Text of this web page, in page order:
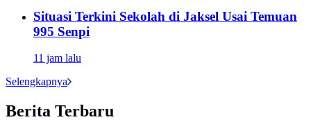
Situasi Terkini Sekolah di Jaksel Usai Temuan
995 Senpi
11 jam lalu
Selengkapnya
Berita Terbaru